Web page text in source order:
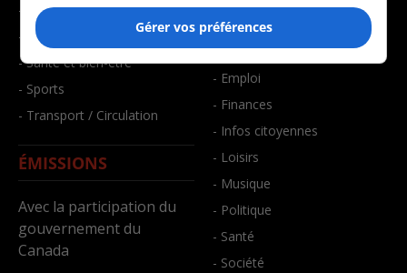
- Environnement
- Faits divers
- Santé et bien-être
- Sports
- Transport / Circulation
ÉMISSIONS
Avec la participation du
gouvernement du
Canada
- Art de vivre
- Bien-être
- Emploi
- Finances
- Infos citoyennes
- Loisirs
- Musique
- Politique
- Santé
- Société
Gérer vos préférences